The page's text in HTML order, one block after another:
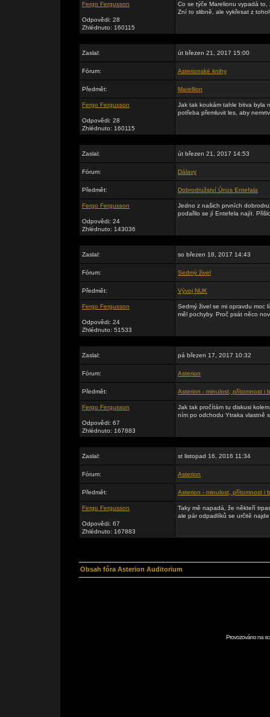
Fergo Fergusson
Odpovědi: 28
Zhlédnuto: 160115
Co se týče Marelionu vypadá
Zní to slibně, ale vykřesat z
Zaslal: út březen 21, 2017 15:00
Fórum: Asterionské knihy
Předmět: Marellion
Fergo Fergusson
Odpovědi: 28
Zhlédnuto: 160115
Jak tak koukám tahle bitva byla
potřeba přemluvit les, aby
Zaslal: út březen 21, 2017 14:53
Fórum: Dálavy
Předmět: Dobrodružství Únos Entefala
Fergo Fergusson
Odpovědi: 24
Zhlédnuto: 143036
Jedno z našich prvních
podařilo se jí Entefela najít.
Zaslal: so březen 18, 2017 14:43
Fórum: Sedmý živel
Předmět: Vývoj NUK
Fergo Fergusson
Odpovědi: 24
Zhlédnuto: 51533
Sedmý živel se mi opravdu moc
měl pochyby. Proč psát něco
Zaslal: pá březen 17, 2017 10:32
Fórum: Asterion
Předmět: Asterion - minulost, přítomnost i
Fergo Fergusson
Odpovědi: 67
Zhlédnuto: 167883
Jak tak pročítám tu diskusi
ním po odchodu Ytraka vlastně
Zaslal: st listopad 16, 2016 11:34
Fórum: Asterion
Předmět: Asterion - minulost, přítomnost i
Fergo Fergusson
Odpovědi: 67
Zhlédnuto: 167883
Taky mě napadá, že někteří
ale pár odpadlíků se určitě
Obsah fóra Asterion Auditorium
Provozováno na